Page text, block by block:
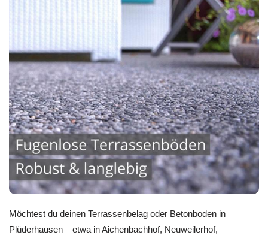
Möchtest du deinen Terrassenbelag oder Betonboden in
Plüderhausen – etwa in Aichenbachhof, Neuweilerhof,